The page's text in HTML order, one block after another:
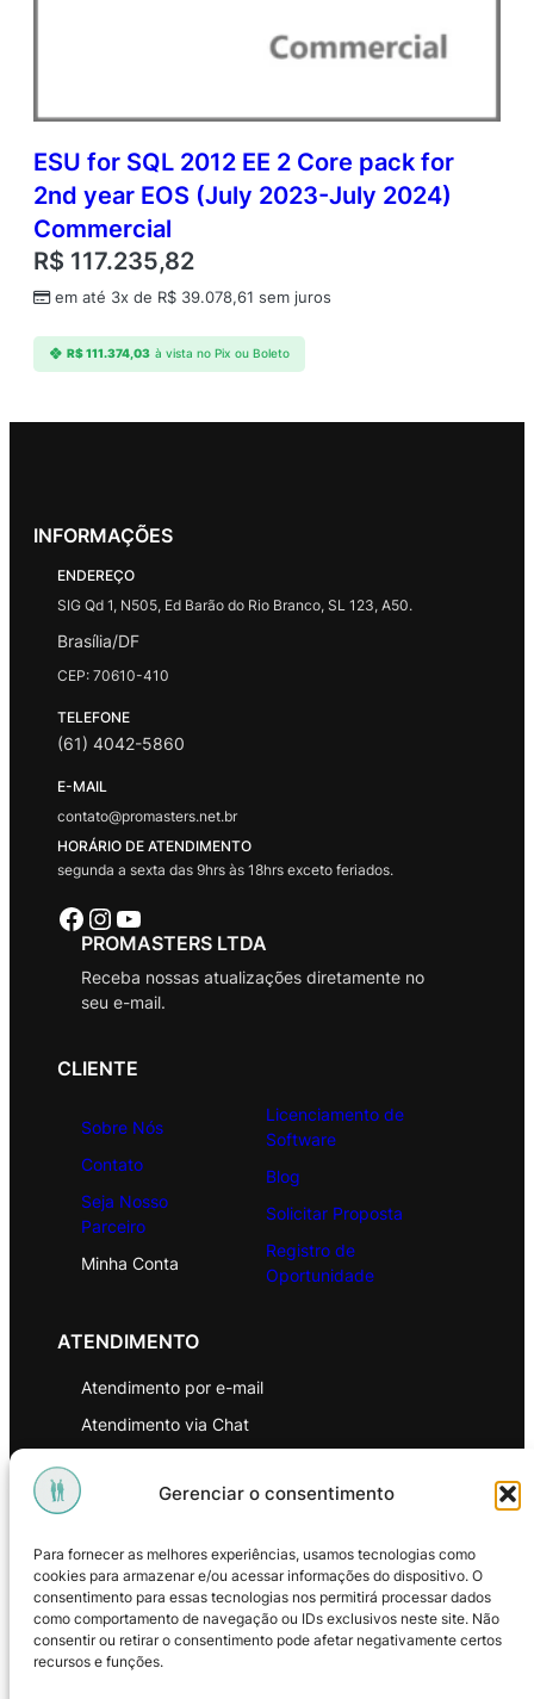
Gerenciar o consentimento
Para fornecer as melhores experiências, usamos tecnologias como
cookies para armazenar e/ou acessar informações do dispositivo. O
consentimento para essas tecnologias nos permitirá processar dados
como comportamento de navegação ou IDs exclusivos neste site. Não
consentir ou retirar o consentimento pode afetar negativamente certos
recursos e funções.
ESU for SQL 2012 EE 2 Core pack for
2nd year EOS (July 2023-July 2024)
Commercial
R$ 117.235,82
em até 3x de R$ 39.078,61 sem juros
R$111.374,03 à vista no Pix ou Boleto
INFORMAÇÕES
ENDEREÇO
SIG Qd 1, N505, Ed Barão do Rio Branco, SL 123, A50.
Brasília/DF
CEP: 70610-410
TELEFONE
(61) 4042-5860
E-MAIL
contato@promasters.net.br
HORÁRIO DE ATENDIMENTO
segunda a sexta das 9hrs às 18hrs exceto feriados.
Facebook Instagram Youtube
PROMASTERS LTDA
Receba nossas atualizações diretamente no
seu e-mail.
CLIENTE
Sobre Nós
Contato
Seja Nosso
Parceiro
Minha Conta
Licenciamento de
Software
Blog
Solicitar Proposta
Registro de
Oportunidade
ATENDIMENTO
Atendimento por e-mail
Atendimento via Chat
Política de Privacidade
Política de Troca e Devoluções
Política de Reembolso